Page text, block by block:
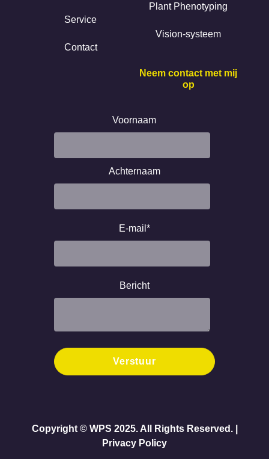
Service
Contact
Plant Phenotyping
Vision-systeem
Neem contact met mij
op
Voornaam
Achternaam
E-mail *
Bericht
Copyright © WPS 2025. All Rights Reserved. |
Privacy Policy